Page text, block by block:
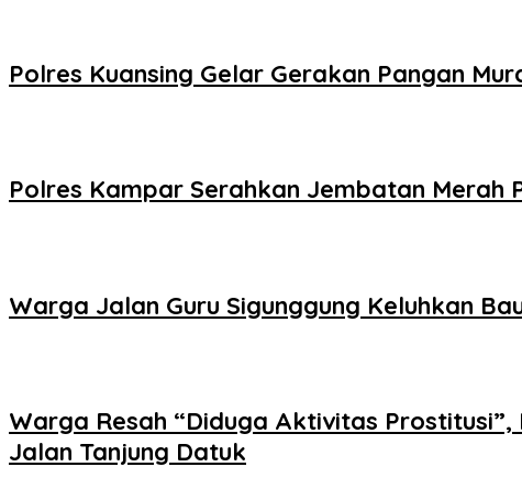
Polres Kuansing Gelar Gerakan Pangan
Polres Kampar Serahkan Jembatan Merah
Warga Jalan Guru Sigunggung Keluhkan
Warga Resah “Diduga Aktivitas
Jalan Tanjung Datuk